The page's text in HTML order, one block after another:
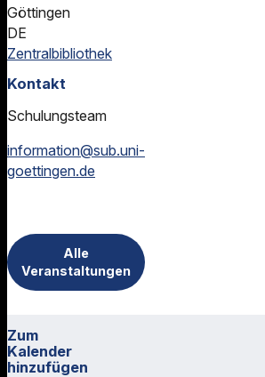
Göttingen
DE
Zentralbibliothek
Kontakt
Schulungsteam
information@sub.uni-
goettingen.de
Alle
Veranstaltungen
Zum
Kalender
hinzufügen